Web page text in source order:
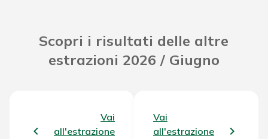
Scopri i risultati delle altre
estrazioni 2026 / Giugno
Vai
all'estrazione
Vai
all'estrazione